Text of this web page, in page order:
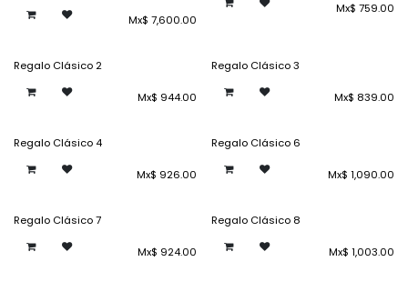
Mx$ 7,600.00
Mx$ 759.00
Regalo Clásico 2
Mx$ 944.00
Regalo Clásico 3
Mx$ 839.00
Regalo Clásico 4
Mx$ 926.00
Regalo Clásico 6
Mx$ 1,090.00
Regalo Clásico 7
Mx$ 924.00
Regalo Clásico 8
Mx$ 1,003.00